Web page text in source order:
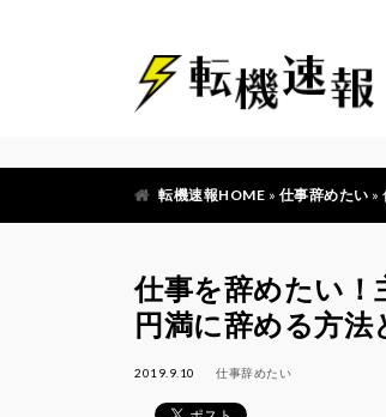
転機速報HOME » 仕事辞めたい »
仕事を辞めたい！
円満に辞める方法
2019.9.10 仕事辞めたい